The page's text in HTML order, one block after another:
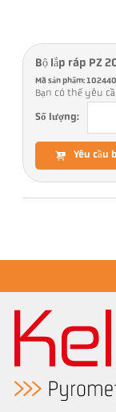
Bộ lắp ráp PZ
Mã sản phẩm:
Bạn có thể yêu
Số lượng:
Yêu cầu